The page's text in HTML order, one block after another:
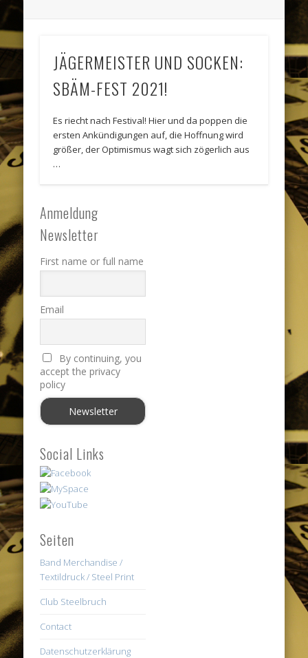
JÄGERMEISTER UND SOCKEN:
SBÄM-FEST 2021!
Es riecht nach Festival! Hier und da poppen die
ersten Ankündigungen auf, die Hoffnung wird
größer, der Optimismus wagt sich zögerlich aus
…
Anmeldung
Newsletter
First name or full name
Email
By continuing, you
accept the privacy
policy
Social Links
Seiten
Band Merchandise /
Textildruck / Steel Print
Club Steelbruch
Contact
Datenschutzerklärung